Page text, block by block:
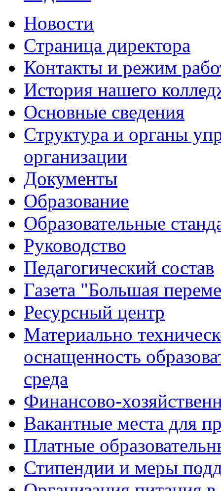
Новости
Страница директора
Контакты и режим
История нашего
Основные сведения
Структура и органы
организации
Документы
Образование
Образовательные
Руководство
Педагогический состав
Газета "Большая
Ресурсный центр
Материально
оснащенность
среда
Финансово-
Вакантные места для
Платные
Стипендии и меры